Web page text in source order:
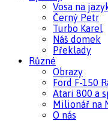
Vosa na
Černý Petr
Turbo Karel
Náš domek
Překlady
Různé
Obrazy
Ford F-150
Atari 800 a
Milionář na
O nás